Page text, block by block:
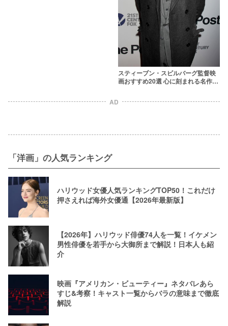
スティーブン・スピルバーグ監督映
画おすすめ20選 心に刻まれる名作だ
AD
「洋画」の人気ランキング
ハリウッド女優人気ランキングTOP50！これだけ
押さえれば海外女優通【2026年最新版】
【2026年】ハリウッド俳優74人を一覧！イケメン
男性俳優を若手から大御所まで解説！日本人も紹
介
映画『アメリカン・ビューティー』ネタバレあら
すじ&考察！キャスト一覧からバラの意味まで徹底
解説